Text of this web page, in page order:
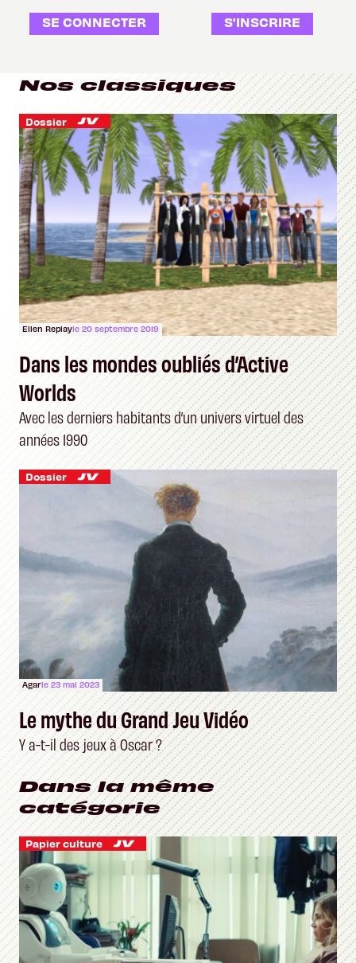
SE CONNECTER S'INSCRIRE
Nos classiques
Dossier
Ellen Replayle 20 septembre 2019
Dans les mondes oubliés d’Active
Worlds
Avec les derniers habitants d’un univers virtuel des
années 1990
Dossier
Agarle 23 mai 2023
Le mythe du Grand Jeu Vidéo
Y a-t-il des jeux à Oscar ?
Dans la même
catégorie
Papier culture